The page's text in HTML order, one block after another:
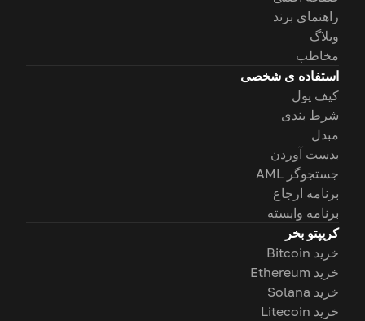
راهنمای برند
وبلاگ
مخاطب
استفاده ی شخصی
کیف پول
شرط بندی
مبدل
بدست آوردن
جستجوگر AML
برنامه ارجاع
برنامه وابسته
کریپتو بخر
خرید Bitcoin
خرید Ethereum
خرید Solana
خرید Litecoin